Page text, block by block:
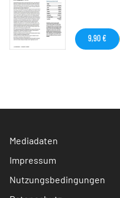
9,90 €
Mediadaten
Impressum
Nutzungsbedingungen